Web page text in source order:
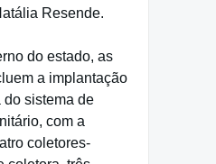
Resende.
do estado, as
a implantação
do sistema de
com a
coletores-